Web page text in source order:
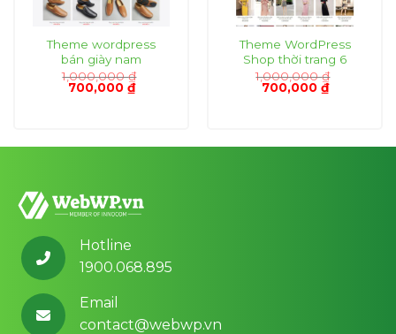
Theme wordpress
bán giày nam
1,000,000₫
Giá
700,000 ₫Giá
hiện
Theme WordPress
Shop thời trang 6
1,000,000₫
Giá
700,000 ₫Giá
hiện
Hotline
1900.068.895
Email
contact@webwp.vn